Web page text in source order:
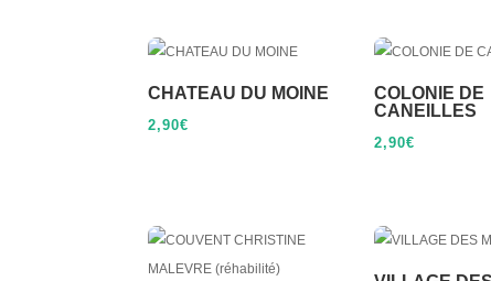
CHATEAU DU MOINE
2,90€
COLONIE DE
CANEILLES
2,90€